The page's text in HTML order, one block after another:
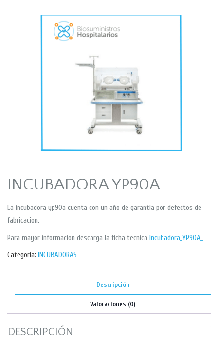
INCUBADORA YP90A
La incubadora yp90a cuenta con un año de garantia por defectos de
fabricacion.
Para mayor informacion descarga la ficha tecnica Incubadora_YP90A_
Categoría: INCUBADORAS
Descripción
Valoraciones (0)
DESCRIPCIÓN